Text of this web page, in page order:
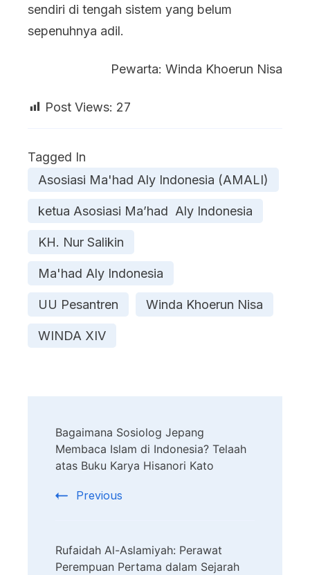
sendiri di tengah sistem yang belum
sepenuhnya adil.
Pewarta: Winda Khoerun Nisa
Post Views: 27
Tagged In
Asosiasi Ma'had Aly Indonesia (AMALI)
ketua Asosiasi Ma’had Aly Indonesia
KH. Nur Salikin
Ma'had Aly Indonesia
UU Pesantren Winda Khoerun Nisa
WINDA XIV
Navigation
Bagaimana Sosiolog Jepang
Membaca Islam di Indonesia? Telaah
atas Buku Karya Hisanori Kato
Previous
Rufaidah Al-Aslamiyah: Perawat
Perempuan Pertama dalam Sejarah